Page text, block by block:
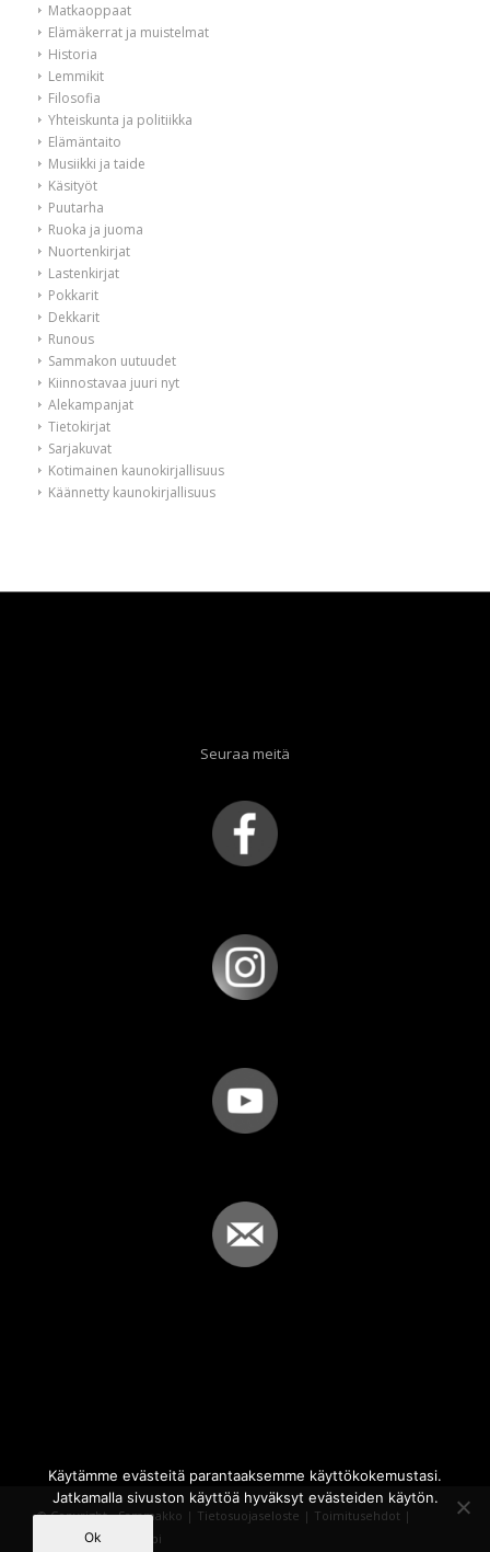
Matkaoppaat
Elämäkerrat ja muistelmat
Historia
Lemmikit
Filosofia
Yhteiskunta ja politiikka
Elämäntaito
Musiikki ja taide
Käsityöt
Puutarha
Ruoka ja juoma
Nuortenkirjat
Lastenkirjat
Pokkarit
Dekkarit
Runous
Sammakon uutuudet
Kiinnostavaa juuri nyt
Alekampanjat
Tietokirjat
Sarjakuvat
Kotimainen kaunokirjallisuus
Käännetty kaunokirjallisuus
Seuraa meitä
© Copyright - Sammakko | Tietosuojaseloste | Toimitusehdot |
Powered by
iQWebbi
Käytämme evästeitä parantaaksemme käyttökokemustasi.
Jatkamalla sivuston käyttöä hyväksyt evästeiden käytön.
Ok